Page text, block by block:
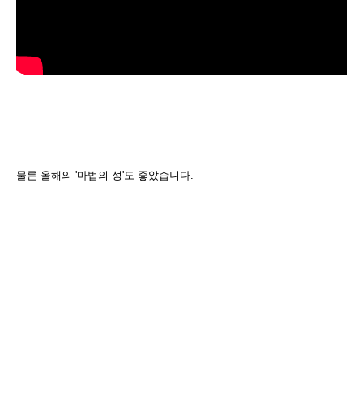
물론 올해의 '마법의 성'도 좋았습니다.